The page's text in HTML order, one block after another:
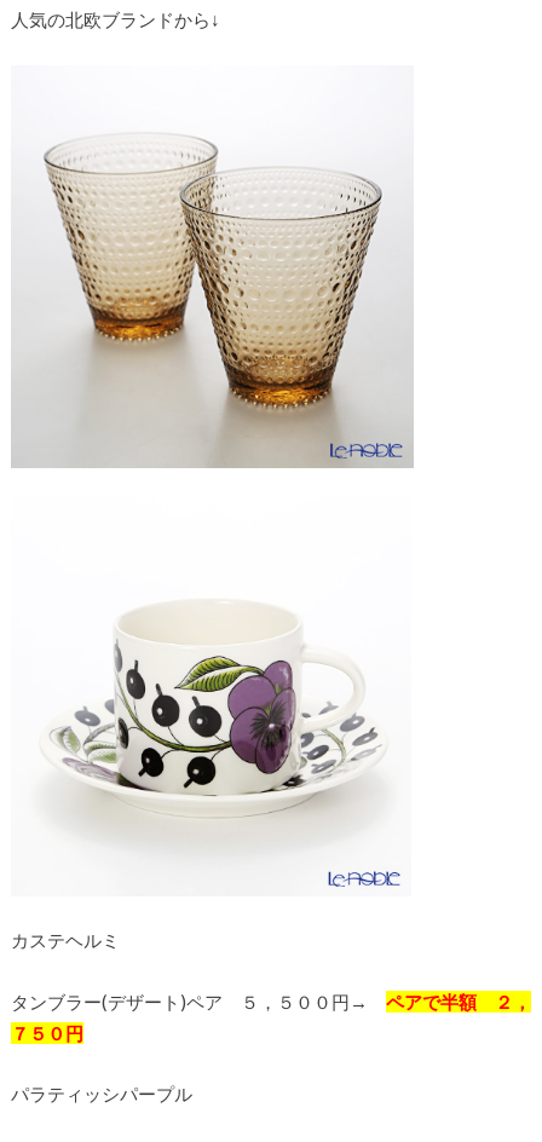
人気の北欧ブランドから↓
カステヘルミ
タンブラー(デザート)ペア ５，５００円→ ペアで半額 ２，
７５０円
パラティッシパープル